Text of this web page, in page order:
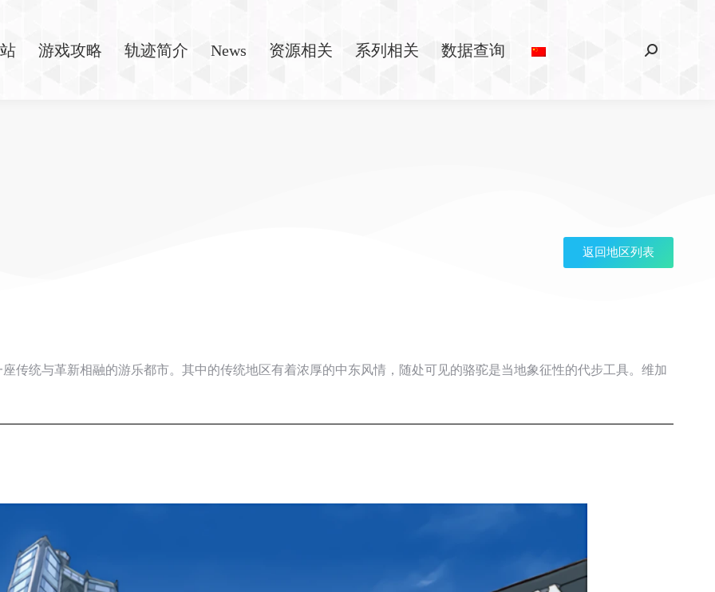
游戏攻略 轨迹简介 News 资源相关 系列相关 数据查询
返回地区列表
传统与革新相融的游乐都市。其中的传统地区有着浓厚的中东风情，随处可见的骆驼是当地象征性的代步工具。维加